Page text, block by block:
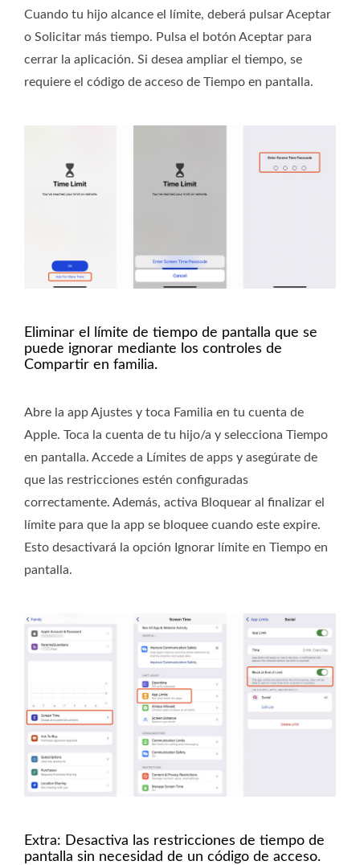
Cuando tu hijo alcance el límite, deberá pulsar Aceptar
o Solicitar más tiempo. Pulsa el botón Aceptar para
cerrar la aplicación. Si desea ampliar el tiempo, se
requiere el código de acceso de Tiempo en pantalla.
Eliminar el límite de tiempo de pantalla que se
puede ignorar mediante los controles de
Compartir en familia.
Abre la app Ajustes y toca Familia en tu cuenta de
Apple. Toca la cuenta de tu hijo/a y selecciona Tiempo
en pantalla. Accede a Límites de apps y asegúrate de
que las restricciones estén configuradas
correctamente. Además, activa Bloquear al finalizar el
límite para que la app se bloquee cuando este expire.
Esto desactivará la opción Ignorar límite en Tiempo en
pantalla.
Extra: Desactiva las restricciones de tiempo de
pantalla sin necesidad de un código de acceso.